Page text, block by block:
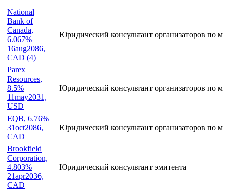
National
Bank of
Canada,
6.067%
16aug2086,
CAD (4)
Юридический консультант организаторов по
Parex
Resources,
8.5%
11may2031,
USD
Юридический консультант организаторов по
EQB, 6.76%
31oct2086,
CAD
Юридический консультант организаторов по
Brookfield
Corporation,
4.803%
21apr2036,
CAD
Юридический консультант эмитента